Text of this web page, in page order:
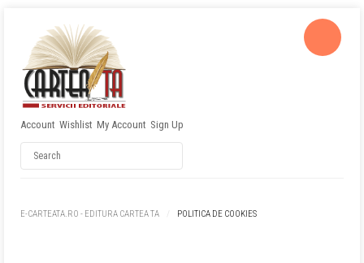
Account Wishlist My Account Sign Up
E-CARTEATA.RO - EDITURA CARTEA TA POLITICA DE COOKIES